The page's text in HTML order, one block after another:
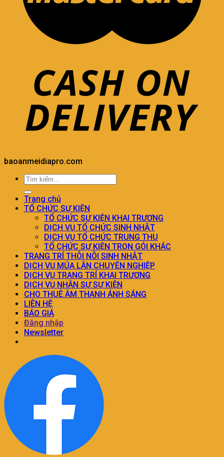
baoanmeidiapro.com
Trang chủ
TỔ CHỨC SỰ KIỆN
TỔ CHỨC SỰ KIỆN KHAI TRƯƠNG
DỊCH VỤ TỔ CHỨC SINH NHẬT
DỊCH VỤ TỔ CHỨC TRUNG THU
TỔ CHỨC SỰ KIỆN TRON GÓI KHÁC
TRANG TRÍ THÔI NÔI SINH NHẬT
DỊCH VỤ MÚA LÂN CHUYÊN NGHIỆP
DỊCH VỤ TRANG TRÍ KHAI TRƯƠNG
DỊCH VỤ NHÂN SỰ SỰ KIỆN
CHO THUÊ ÂM THANH ÁNH SÁNG
LIÊN HỆ
BÁO GIÁ
Đăng nhập
Newsletter